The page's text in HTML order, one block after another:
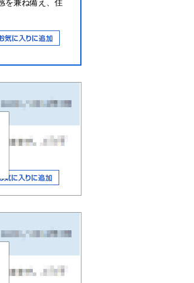
を兼ね備え、住